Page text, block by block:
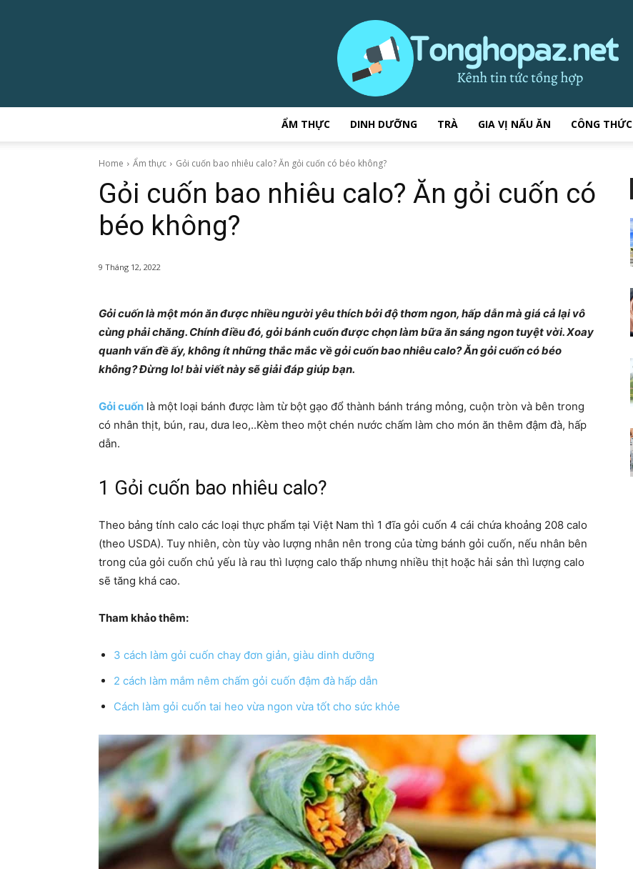
Thư
viện
kiến
ẨM THỰC DINH DƯỠNG TRÀ GIA VỊ NẤU ĂN CÔNG THỨC
Home Ẩm thực Gỏi cuốn bao nhiêu calo? Ăn gỏi cuốn có béo không?
Gỏi cuốn bao nhiêu calo? Ăn gỏi cuốn có
béo không?
9 Tháng 12, 2022
Gỏi cuốn là một món ăn được nhiều người yêu thích bởi độ thơm ngon, hấp dẫn mà giá cả lại vô
cùng phải chăng. Chính điều đó, gỏi bánh cuốn được chọn làm bữa ăn sáng ngon tuyệt vời. Xoay
quanh vấn đề ấy, không ít những thắc mắc về gỏi cuốn bao nhiêu calo? Ăn gỏi cuốn có béo
không? Đừng lo! bài viết này sẽ giải đáp giúp bạn.
Gỏi cuốn là một loại bánh được làm từ bột gạo đổ thành bánh tráng mỏng, cuộn tròn và bên trong
có nhân thịt, bún, rau, dưa leo,..Kèm theo một chén nước chấm làm cho món ăn thêm đậm đà, hấp
dẫn.
1 Gỏi cuốn bao nhiêu calo?
Theo bảng tính calo các loại thực phẩm tại Việt Nam thì 1 đĩa gỏi cuốn 4 cái chứa khoảng 208 calo
(theo USDA). Tuy nhiên, còn tùy vào lượng nhân nên trong của từng bánh gỏi cuốn, nếu nhân bên
trong của gỏi cuốn chủ yếu là rau thì lượng calo thấp nhưng nhiều thịt hoặc hải sản thì lượng calo
sẽ tăng khá cao.
Tham khảo thêm:
3 cách làm gỏi cuốn chay đơn giản, giàu dinh dưỡng
2 cách làm mắm nêm chấm gỏi cuốn đậm đà hấp dẫn
Cách làm gỏi cuốn tai heo vừa ngon vừa tốt cho sức khỏe